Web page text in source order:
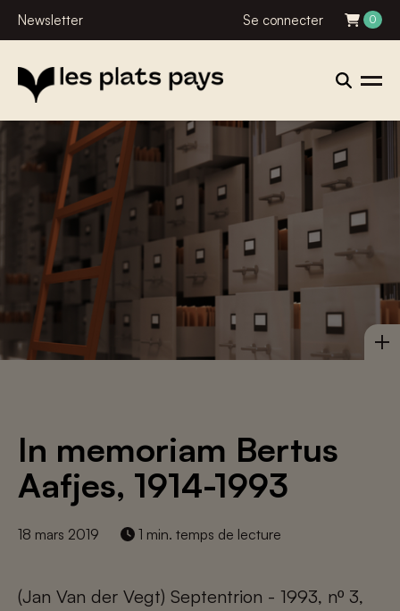
Newsletter Se connecter 0
In memoriam Bertus
Aafjes, 1914-1993
18 mars 2019 1 min. temps de lecture
(Jan Van der Vegt) Septentrion - 1993, nº 3,